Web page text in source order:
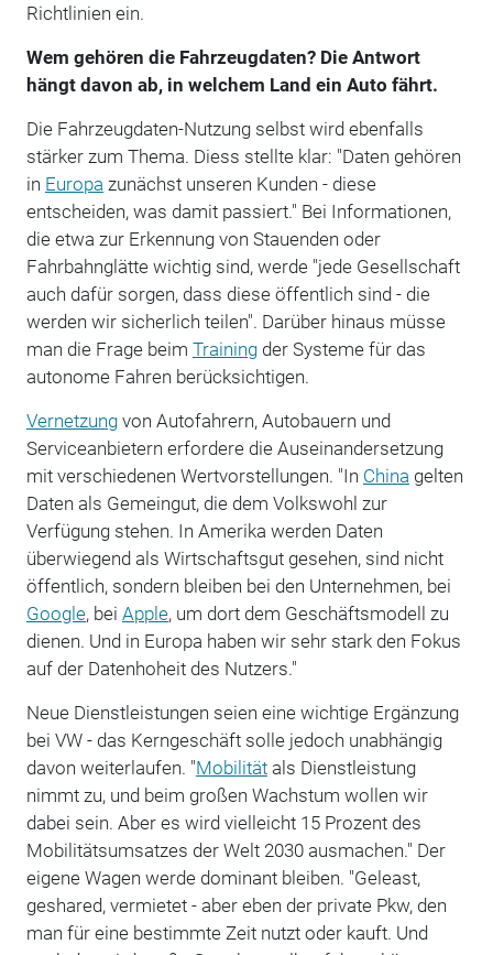
Richtlinien ein.
Wem gehören die Fahrzeugdaten? Die Antwort
hängt davon ab, in welchem Land ein Auto fährt.
Die Fahrzeugdaten-Nutzung selbst wird ebenfalls
stärker zum Thema. Diess stellte klar: "Daten gehören
in Europa zunächst unseren Kunden - diese
entscheiden, was damit passiert." Bei Informationen,
die etwa zur Erkennung von Stauenden oder
Fahrbahnglätte wichtig sind, werde "jede Gesellschaft
auch dafür sorgen, dass diese öffentlich sind - die
werden wir sicherlich teilen". Darüber hinaus müsse
man die Frage beim Trainingder Systeme für das
autonome Fahren berücksichtigen.
Vernetzungvon Autofahrern, Autobauern und
Serviceanbietern erfordere die Auseinandersetzung
mit verschiedenen Wertvorstellungen. "In China gelten
Daten als Gemeingut, die dem Volkswohl zur
Verfügung stehen. In Amerika werden Daten
überwiegend als Wirtschaftsgut gesehen, sind nicht
öffentlich, sondern bleiben bei den Unternehmen, bei
Google, bei Apple, um dort dem Geschäftsmodell zu
dienen. Und in Europa haben wir sehr stark den Fokus
auf der Datenhoheit des Nutzers."
Neue Dienstleistungen seien eine wichtige Ergänzung
bei VW - das Kerngeschäft solle jedoch unabhängig
davon weiterlaufen. "Mobilitätals Dienstleistung
nimmt zu, und beim großen Wachstum wollen wir
dabei sein. Aber es wird vielleicht 15 Prozent des
Mobilitätsumsatzes der Welt 2030 ausmachen." Der
eigene Wagen werde dominant bleiben. "Geleast,
geshared, vermietet - aber eben der private Pkw, den
man für eine bestimmte Zeit nutzt oder kauft. Und